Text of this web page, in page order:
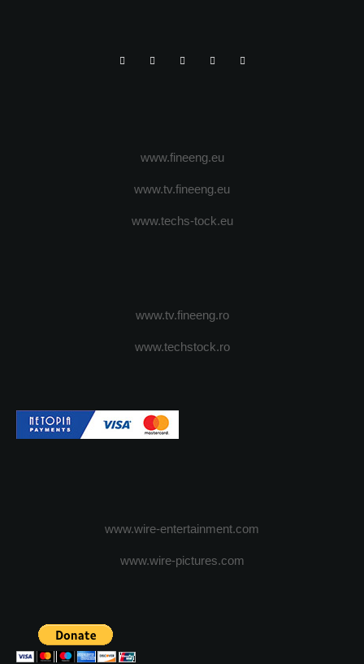
www.fineeng.eu
www.tv.fineeng.eu
www.techs-tock.eu
www.tv.fineeng.ro
www.techstock.ro
www.wire-entertainment.com
www.wire-pictures.com